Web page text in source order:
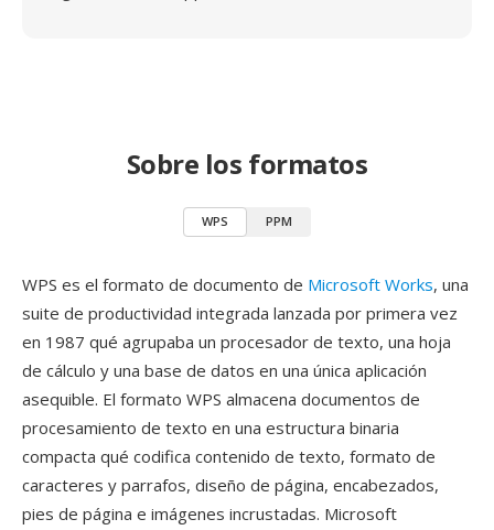
Sobre los formatos
WPS PPM
WPS es el formato de documento de Microsoft Works, una
suite de productividad integrada lanzada por primera vez
en 1987 qué agrupaba un procesador de texto, una hoja
de cálculo y una base de datos en una única aplicación
asequible. El formato WPS almacena documentos de
procesamiento de texto en una estructura binaria
compacta qué codifica contenido de texto, formato de
caracteres y parrafos, diseño de página, encabezados,
pies de página e imágenes incrustadas. Microsoft